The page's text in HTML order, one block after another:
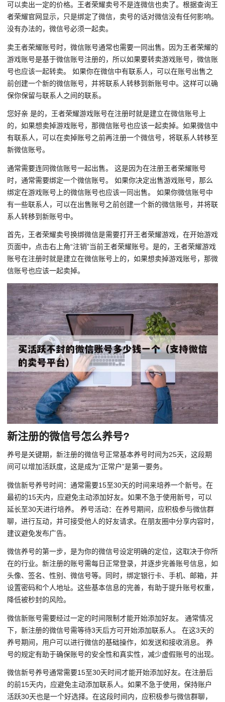
可以卖出一定的价格。王者荣耀卖号不是连微信也卖了。根据查询王
者荣耀官网显示，只是绑定了微信，卖号的话对微信没有任何影响。
没有办法的，微信号必须一起卖。
卖王者荣耀账号时，微信账号通常也需要一同出售。因为王者荣耀的
游戏账号是基于微信账号注册的，所以如果要转卖游戏账号，微信账
号也应该一起转卖。 如果你在微信中有联系人，可以在账号出售之
前创建一个新的微信账号，并将联系人转移到新账号中。这样可以确
保你保留与联系人之间的联系。
您好亲 是的，王者荣耀游戏账号在注册时就是建立在微信账号上
的，如果想卖掉游戏账号，那微信账号也应该一起卖掉。如果微信中
有联系人，可以在卖掉账号之前再注册一个微信号，将联系人转移至
新微信账号。
通常需要连同微信账号一起出售。 这是因为在注册王者荣耀账号
时，通常需要绑定一个微信账号。 如果你决定出售游戏账号，那么
绑定在游戏账号上的微信账号也应该一同出售。 如果你微信账号中
有一些联系人，可以在出售账号之前创建一个新的微信账号，并将联
系人转移到新账号中。
首先，王者荣耀卖号换绑微信是需要打开王者荣耀游戏，在开始游戏
页面中，点击右上角“注销”当前王者荣耀账号。是的，王者荣耀游戏
账号在注册时就是建立在微信账号上的，如果想卖掉游戏账号，那微
信账号也应该一起卖掉。
新注册的微信号怎么养号?
养号是关键期，新注册的微信号正常基本养号时间为25天，这段期
间可以增加活跃度，这是成为“正常户”是第一要务。
微信新号养号时间：通常需要15至30天的时间来培养一个新号。在
最初的15天内，应避免主动添加好友。如果不急于使用新号，可以
延长至30天进行培养。 养号活动：在养号期间，应积极参与微信群
聊，进行互动，并可接受他人的好友请求。在朋友圈中分享内容时，
建议避免发布广告。
微信养号的第一步，是为你的微信号设定明确的定位，这取决于你所
在的行业。新注册的账号需每日正常登录，并逐步完善账号信息，如
头像、签名、性别、微信号等。同时，绑定银行卡、手机、邮箱，并
设置密码和个人地址。这些基本信息的完善，有助于提升账号权重，
降低被秒封的风险。
微信新账号需要经过一定的时间限制才能开始添加好友。 通常情况
下，新注册的微信号需等待3天后方可开始添加联系人。 在这3天的
养号期间，用户可以进行微信的基础操作，如发送和接收消息。 养
号的规定有助于确保账号的安全性和真实性，减少虚假账号的出现。
微信新号养号通常需要15至30天时间才能开始添加好友。在注册后
的前15天内，应避免主动添加联系人。如果不急于使用，保持账户
活跃30天也是一个好选择。在这段时间内，应积极参与微信群聊，